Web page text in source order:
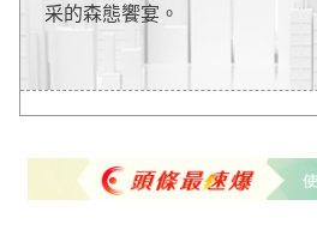
采的森態饗宴。